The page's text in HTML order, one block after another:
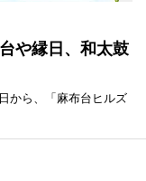
や縁日、和太鼓
から、「麻布台ヒルズ